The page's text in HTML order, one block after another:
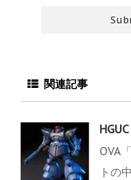
関連記事
OVA
トの